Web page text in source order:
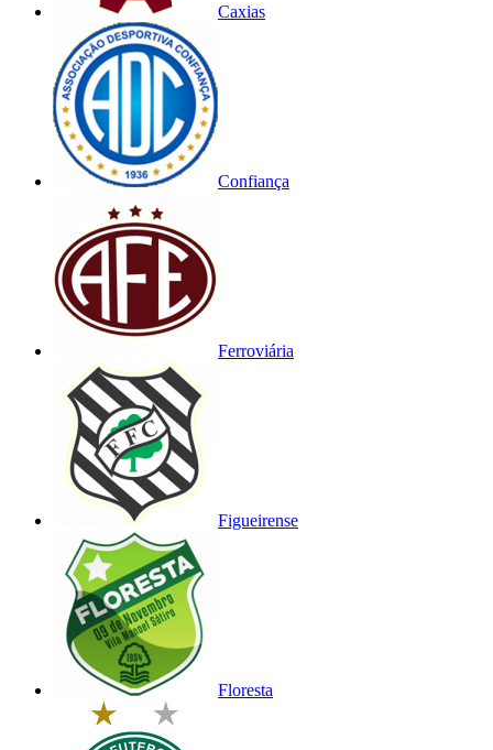
Caxias
Confiança
Ferroviária
Figueirense
Floresta